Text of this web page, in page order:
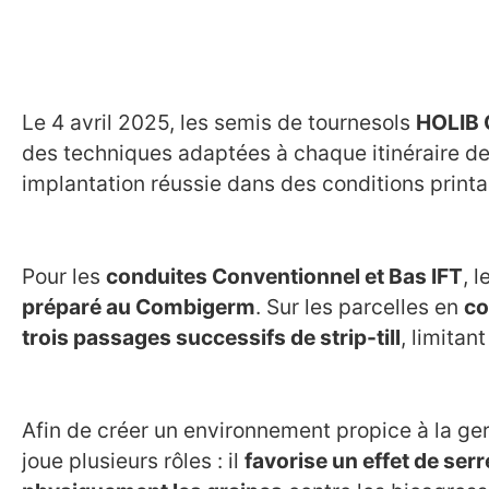
Le 4 avril 2025, les semis de tournesols HOLIB
des techniques adaptées à chaque itinéraire
implantation réussie dans des conditions
Pour les conduites Conventionnel et Bas IFT,
préparé au Combigerm. Sur les parcelles en
trois passages successifs de strip-till,
Afin de créer un environnement propice à la
joue plusieurs rôles : il favorise un effet de